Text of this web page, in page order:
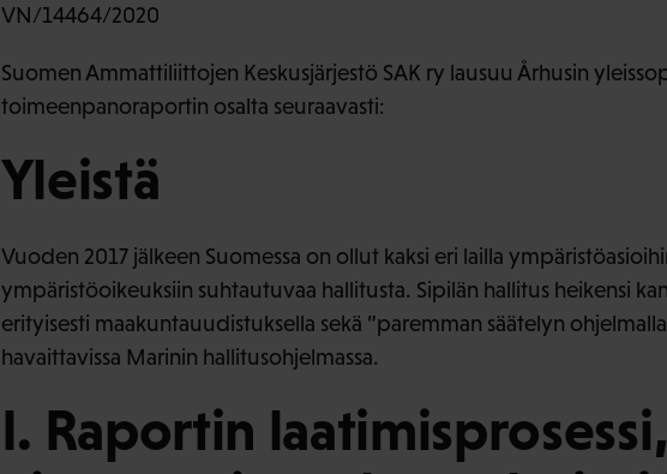
VN/14464/2020
Suomen Ammattiliittojen Keskusjärjestö SAK ry lausuu Århusin
toimeenpanoraportin osalta seuraavasti:
Yleistä
Vuoden 2017 jälkeen Suomessa on ollut kaksi eri lailla
ympäristöoikeuksiin suhtautuvaa hallitusta. Sipilän hallitus heikensi
erityisesti maakuntauudistuksella sekä ”paremman säätelyn
havaittavissa Marinin hallitusohjelmassa.
I. Raportin laatimisprosessi,